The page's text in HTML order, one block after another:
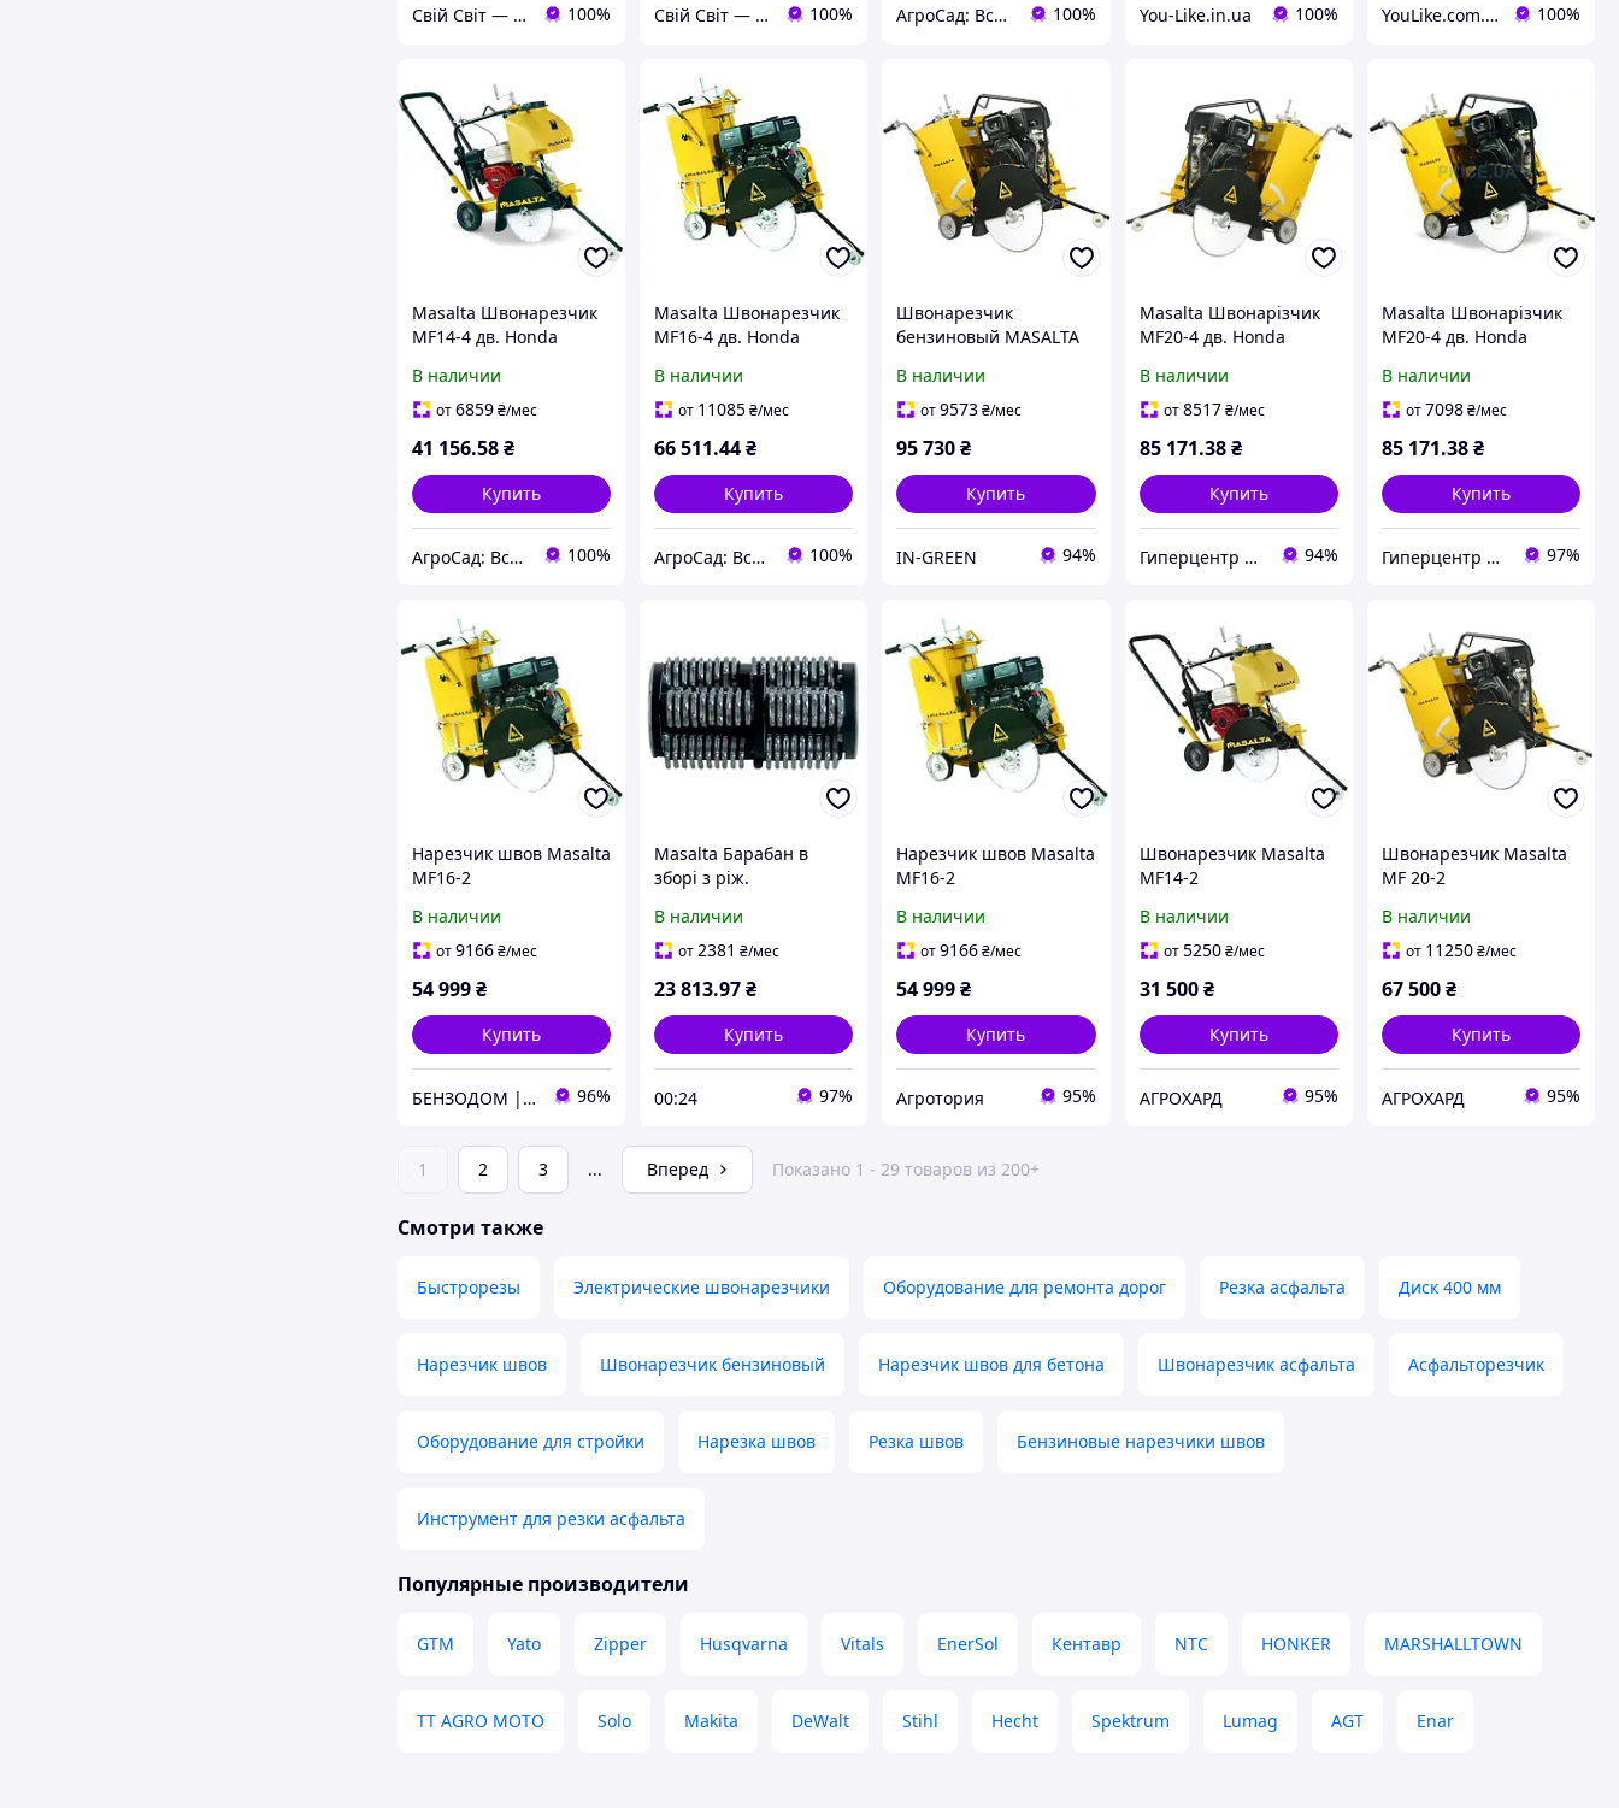
Свій Світ — Дом • Дача • Декор 100% Свій Світ — Дом • Дача • Декор 100% АгроСад: Всё для дома, сада, огорода, спорттовары 100% You-Like.in.ua 100% YouLike.com.ua 100%
Masalta Швонарезчик
MF14-4 дв. Honda
350мм (не идет в
комплекте)
В наличии
от6859₴/мес
41 156.58₴
Купить
АгроСад: Всё для дома, сада, огорода, спорттовары 100%
Masalta Швонарезчик
MF16-4 дв. Honda
400мм (не идет в
комлекте)
В наличии
от 11085₴/мес
66 511.44₴
Купить
АгроСад: Всё для дома, сада, огорода, спорттовары 100%
Швонарезчик
бензиновый MASALTA
В наличии
от9573₴/мес
95 730₴
Купить
IN-GREEN 94%
Masalta Швонарізчик
MF20-4 дв. Honda
500мм (не йде у
комлекті)
В наличии
от8517 ₴/мес
85 171.38 ₴
Купить
Гиперцентр Киев — профессиональное оборудование для ресторанов, магазинов и складов 94%
Masalta Швонарізчик
MF20-4 дв. Honda
500мм (не йде у
комлекті)
В наличии
от7098₴/мес
85 171.38₴
Купить
Гиперцентр Одесса - электроинструмент, такелаж, торговое оборудование 97%
Нарезчик швов Masalta
MF16-2
В наличии
от9166₴/мес
54 999₴
Купить
БЕНЗОДОМ | садовая техника и электроинструмент 96%
Masalta Барабан в
зборі з ріж.
фрезерної машини
MC8-4)
В наличии
от2381 ₴/мес
23 813.97₴
Купить
00:24 97%
Нарезчик швов Masalta
MF16-2
В наличии
от9166₴/мес
54 999₴
Купить
Агротория 95%
Швонарезчик Masalta
MF14-2
В наличии
от5250 ₴/мес
31 500 ₴
Купить
АГРОХАРД 95%
Швонарезчик Masalta
MF 20-2
В наличии
от 11250₴/мес
67 500₴
Купить
АГРОХАРД 95%
1 2 3 ... Вперед Показано 1 - 29 товаров из 200+
Смотри также
Быстрорезы Электрические швонарезчики Оборудование для ремонта дорог Резка асфальта Диск 400 мм
Нарезчик швов Швонарезчик бензиновый Нарезчик швов для бетона Швонарезчик асфальта Асфальторезчик
Оборудование для стройки Нарезка швов Резка швов Бензиновые нарезчики швов
Инструмент для резки асфальта
Популярные производители
GTM Yato Zipper Husqvarna Vitals EnerSol Кентавр NTC HONKER MARSHALLTOWN
TT AGRO MOTO Solo Makita DeWalt Stihl Hecht Spektrum Lumag AGT Enar